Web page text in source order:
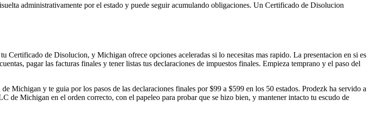
administrativamente por el estado y puede seguir acumulando obligaciones. Un Certificado de Disolucion
Certificado de Disolucion, y Michigan ofrece opciones aceleradas si lo necesitas mas rapido. La presentacion en si es
pagar las facturas finales y tener listas tus declaraciones de impuestos finales. Empieza temprano y el paso del
y te guia por los pasos de las declaraciones finales por $99 a $599 en los 50 estados. Prodezk ha servido a
de Michigan en el orden correcto, con el papeleo para probar que se hizo bien, y mantener intacto tu escudo de